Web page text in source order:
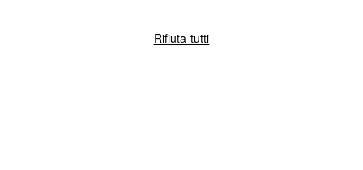
Rifiuta tutti